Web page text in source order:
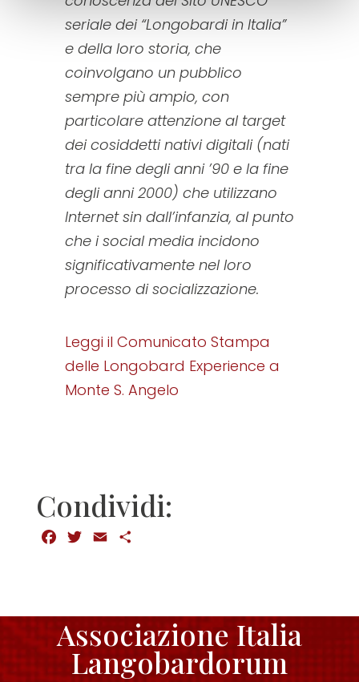
seriale dei “Longobardi in Italia”
e della loro storia, che
coinvolgano un pubblico
sempre più ampio, con
particolare attenzione al target
dei cosiddetti nativi digitali (nati
tra la fine degli anni ’90 e la fine
degli anni 2000) che utilizzano
Internet sin dall’infanzia, al punto
che i social media incidono
significativamente nel loro
processo di socializzazione.
Leggi il Comunicato Stampa
delle Longobard Experience a
Monte S. Angelo
Condividi:
Facebook
Twitter
Email
Associazione Italia
Langobardorum